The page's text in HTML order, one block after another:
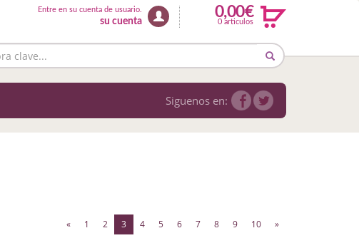
Entre en su cuenta de usuario.
su cuenta
0,00€
0 articulos
Siguenos en:
« 1 2 3 (current)
4 5 6 7 8 9 10 »